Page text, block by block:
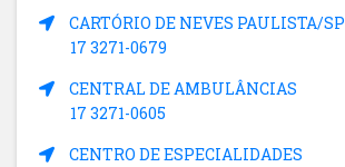
CARTÓRIO DE NEVES PAULISTA/SP
17 3271-0679
CENTRAL DE AMBULÂNCIAS
17 3271-0605
CENTRO DE ESPECIALIDADES